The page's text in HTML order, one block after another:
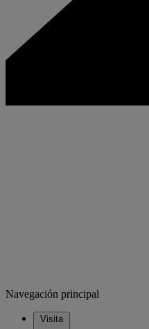
Navegación principal
Visita